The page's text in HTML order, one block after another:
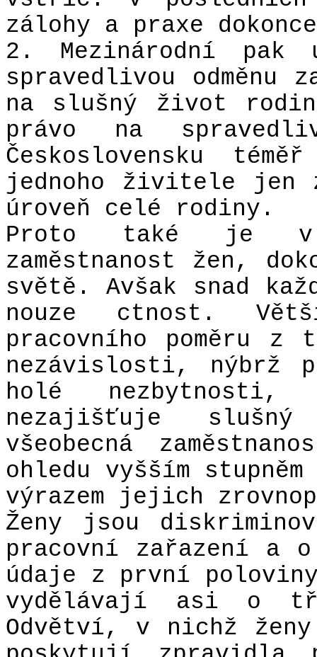
zálohy a praxe
2. Mezinárodní pak
spravedlivou
na slušný život
právo na
Československu
jednoho živitele jen
úroveň celé rodiny.
Proto také je v
zaměstnanost žen,
světě. Avšak snad
nouze ctnost.
pracovního poměru
nezávislosti, nýbrž
holé
nezajišťuje
všeobecná
ohledu vyšším
výrazem jejich
Ženy jsou
pracovní zařazení a o
údaje z první
vydělávají asi o
Odvětví, v nichž